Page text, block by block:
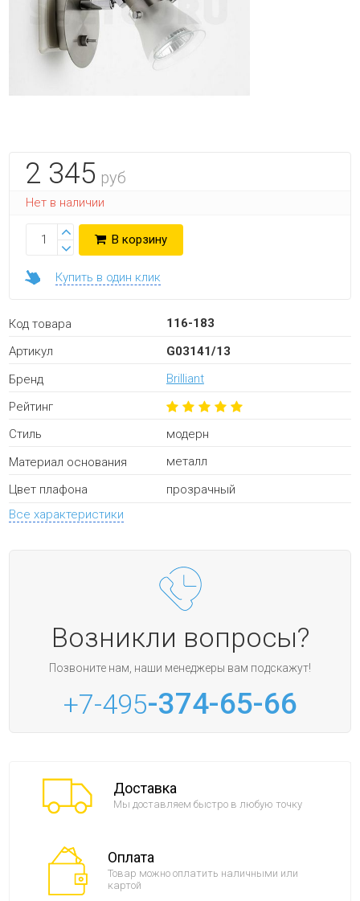
Еще
Мебель
2 345 руб
Нет в наличии
В корзину
Купить в один клик
Код товара
116-183
Артикул
G03141/13
Бренд
Brilliant
Рейтинг
Стиль
модерн
Материал основания
металл
Цвет плафона
прозрачный
Все характеристики
Возникли вопросы?
Позвоните нам, наши менеджеры вам подскажут!
+7-495-374-65-66
Доставка
Мы доставляем быстро в любую точку
Оплата
Товар можно оплатить наличными или
картой